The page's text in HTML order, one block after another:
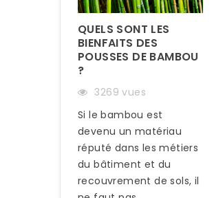
QUELS SONT LES
BIENFAITS DES
POUSSES DE BAMBOU
?
3269 vues
Si le bambou est
devenu un matériau
réputé dans les métiers
du bâtiment et du
recouvrement de sols, il